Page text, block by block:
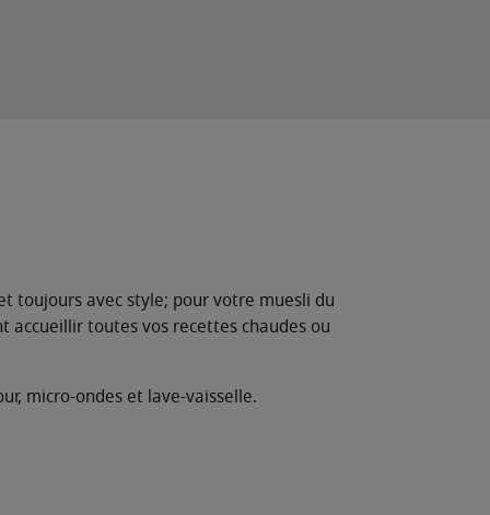
toujours avec style; pour votre muesli du
toutes vos recettes chaudes ou
micro-ondes et lave-vaisselle.